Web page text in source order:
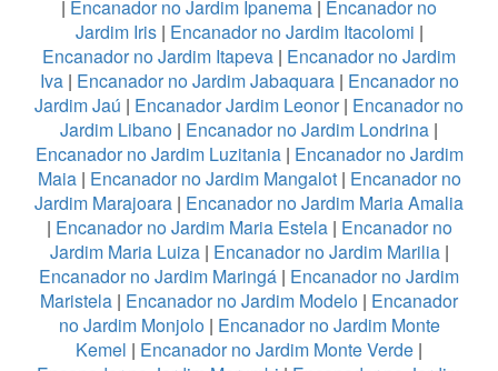
| Encanador no Jardim Ipanema | Encanador no
Jardim Iris| Encanador no Jardim Itacolomi |
Encanador no Jardim Itapeva | Encanador no Jardim
Iva| Encanador no Jardim Jabaquara| Encanador no
Jardim Jaú | Encanador Jardim Leonor| Encanador no
Jardim Libano | Encanador no Jardim Londrina |
Encanador no Jardim Luzitania| Encanador no Jardim
Maia| Encanador no Jardim Mangalot| Encanador no
Jardim Marajoara | Encanador no Jardim Maria Amalia
| Encanador no Jardim Maria Estela| Encanador no
Jardim Maria Luiza| Encanador no Jardim Marilia|
Encanador no Jardim Maringá | Encanador no Jardim
Maristela | Encanador no Jardim Modelo | Encanador
no Jardim Monjolo| Encanador no Jardim Monte
Kemel | Encanador no Jardim Monte Verde |